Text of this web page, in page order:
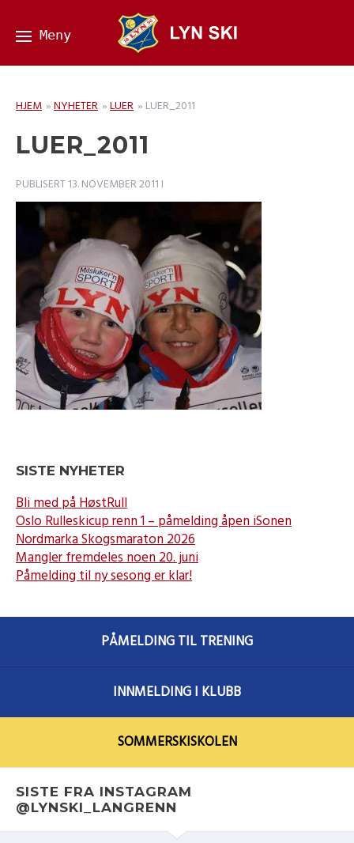
HJEM »NYHETER »LUER » LUER_2011
LUER_2011
PUBLISERT13. NOVEMBER 2011 I
SISTE NYHETER
Bli med på HøstRull
Oslo Rulleskicup renn 1 – påmelding åpen iSonen
Nordmarka Skogsmaraton 2026
Mangler fremdeles noen 20. juni
Påmelding til ny sesong er klar!
PÅMELDING TIL TRENING
INNMELDING I KLUBB
SOMMERSKISKOLEN
SISTE FRA INSTAGRAM
@LYNSKI_LANGRENN